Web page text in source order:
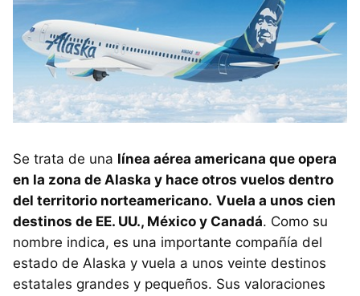
Se trata de una línea aérea americana que opera
en la zona de Alaska y hace otros vuelos dentro
del territorio norteamericano. Vuela a unos cien
destinos de EE. UU., México y Canadá. Como su
nombre indica, es una importante compañía del
estado de Alaska y vuela a unos veinte destinos
estatales grandes y pequeños. Sus valoraciones